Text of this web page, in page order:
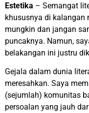
Estetika – Semangat
khususnya di kalangan
mungkin dan jangan
puncaknya. Namun,
belakangan ini justru
Gejala dalam dunia
meresahkan. Saya
(sejumlah) komunitas
persoalan yang jauh